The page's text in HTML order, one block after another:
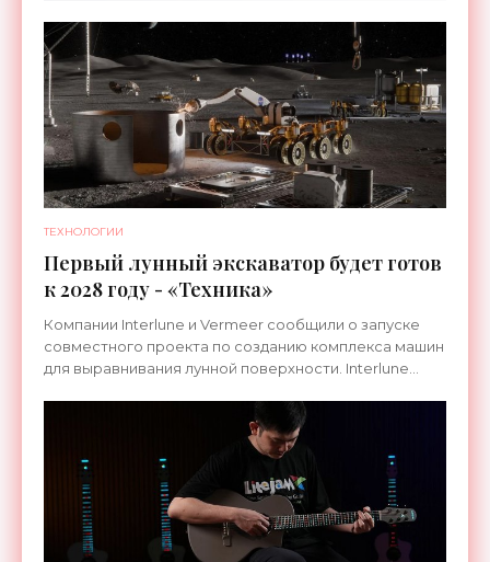
ТЕХНОЛОГИИ
Первый лунный экскаватор будет готов
к 2028 году - «Техника»
Компании Interlune и Vermeer сообщили о запуске
совместного проекта по созданию комплекса машин
для выравнивания лунной поверхности. Interlune